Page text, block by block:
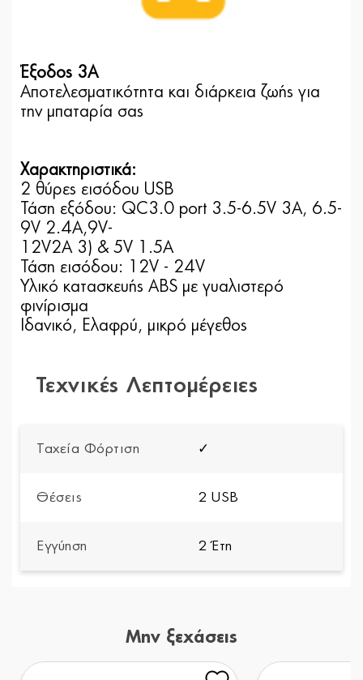
Έξοδος 3A
Aποτελεσματικότητα και διάρκεια ζωής για
την μπαταρία σας
Χαρακτηριστικά:
2 θύρες εισόδου USB
Τάση εξόδου: QC3.0 port 3.5-6.5V 3A, 6.5-
9V 2.4A,9V-
12V2A 3) & 5V 1.5A
Τάση εισόδου: 12V - 24V
Υλικό κατασκευής ABS με γυαλιστερό
φινίρισμα
Ιδανικό, Ελαφρύ, μικρό μέγεθος
Τεχνικές Λεπτομέρειες
Ταχεία Φόρτιση ✓
Θέσεις 2 USB
Εγγύηση 2 Έτη
Μην ξεχάσεις